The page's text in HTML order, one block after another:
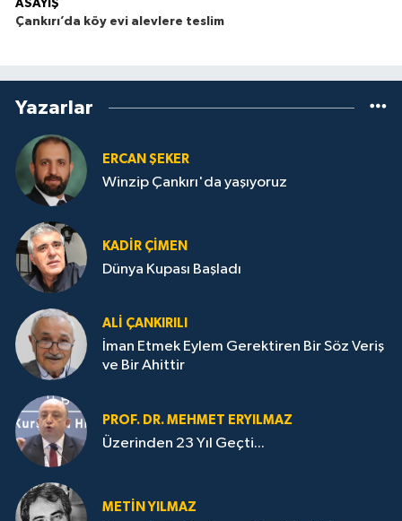
ASAYİŞ
Çankırı’da köy evi alevlere teslim
Yazarlar
ERCAN ŞEKER
Winzip Çankırı'da yaşıyoruz
KADIR ÇIMEN
Dünya Kupası Başladı
ALI ÇANKIRILI
İman Etmek Eylem Gerektiren Bir Söz Veriş
ve Bir Ahittir
PROF. DR. MEHMET ERYILMAZ
Üzerinden 23 Yıl Geçti...
METIN YILMAZ